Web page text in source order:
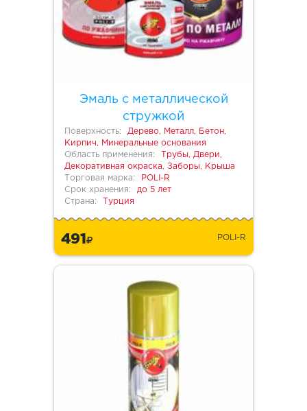
Эмаль с металлической
стружкой
Поверхность:
Дерево, Металл, Бетон,
Кирпич, Минеральные основания
Область применения:
Трубы, Двери,
Декоративная окраска, Заборы, Крыша
Торговая марка:
POLI-R
Срок хранения:
до 5 лет
Страна:
Турция
491 POLI-R